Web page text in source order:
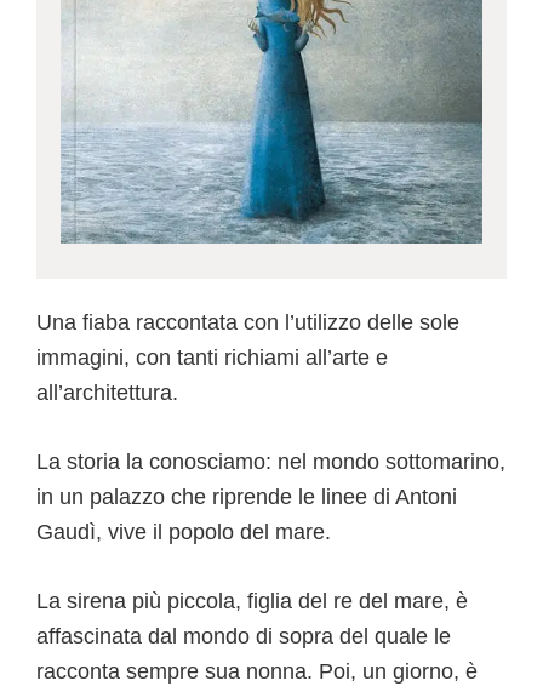
Una fiaba raccontata con l’utilizzo delle sole
immagini, con tanti richiami all’arte e
all’architettura.
La storia la conosciamo: nel mondo sottomarino,
in un palazzo che riprende le linee di Antoni
Gaudì, vive il popolo del mare.
La sirena più piccola, figlia del re del mare, è
affascinata dal mondo di sopra del quale le
racconta sempre sua nonna. Poi, un giorno, è